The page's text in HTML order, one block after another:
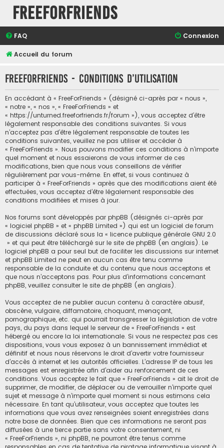
FreeForFriends
FAQ Connexion
Accueil du forum
FreeForFriends - Conditions d’utilisation
En accédant à « FreeForFriends » (désigné ci-après par « nous »,
« notre », « nos », « FreeForFriends » et
« https://unturned.freeforfriends.fr/forum »), vous acceptez d’être
légalement responsable des conditions suivantes. Si vous
n’acceptez pas d’être légalement responsable de toutes les
conditions suivantes, veuillez ne pas utiliser et accéder à
« FreeForFriends ». Nous pouvons modifier ces conditions à n’importe
quel moment et nous essaierons de vous informer de ces
modifications, bien que nous vous conseillons de vérifier
régulièrement par vous-même. En effet, si vous continuez à
participer à « FreeForFriends » après que des modifications aient été
effectuées, vous acceptez d’être légalement responsable des
conditions modifiées et mises à jour.
Nos forums sont développés par phpBB (désignés ci-après par
« logiciel phpBB » et « phpBB Limited ») qui est un logiciel de forum
de discussions déclaré sous la « licence publique générale GNU 2.0
» et qui peut être téléchargé sur le site de phpBB (en anglais). Le
logiciel phpBB a pour seul but de faciliter les discussions sur internet
et phpBB Limited ne peut en aucun cas être tenu comme
responsable de la conduite et du contenu que nous acceptons et
que nous n’acceptons pas. Pour plus d’informations concernant
phpBB, veuillez consulter le site de phpBB (en anglais).
Vous acceptez de ne publier aucun contenu à caractère abusif,
obscène, vulgaire, diffamatoire, choquant, menaçant,
pornographique, etc. qui pourrait transgresser la législation de votre
pays, du pays dans lequel le serveur de « FreeForFriends » est
hébergé ou encore la loi internationale. Si vous ne respectez pas ces
dispositions, vous vous exposez à un bannissement immédiat et
définitif et nous nous réservons le droit d’avertir votre fournisseur
d’accès à internet et les autorités officielles. L’adresse IP de tous les
messages est enregistrée afin d’aider au renforcement de ces
conditions. Vous acceptez le fait que « FreeForFriends » ait le droit de
supprimer, de modifier, de déplacer ou de verrouiller n’importe quel
sujet et message à n’importe quel moment si nous estimons cela
nécessaire. En tant qu’utilisateur, vous acceptez que toutes les
informations que vous avez renseignées soient enregistrées dans
notre base de données. Bien que ces informations ne seront pas
diffusées à une tierce partie sans votre consentement, ni
« FreeForFriends », ni phpBB, ne pourront être tenus comme